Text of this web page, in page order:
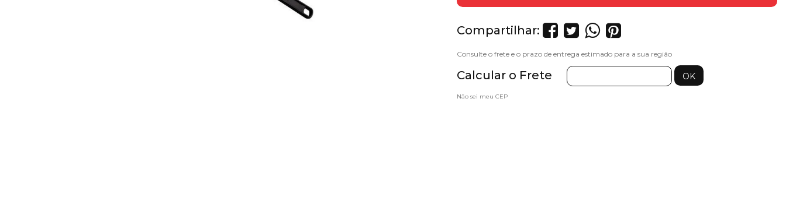
Compartilhar:
Calcular o Frete
Não sei meu CEP